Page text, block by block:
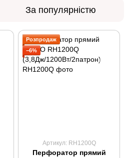
За популярністю
Розпродаж
−6%
Артикул: RH1200Q
Перфоратор прямий